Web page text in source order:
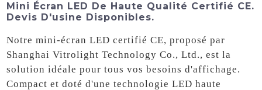
Mini Écran LED De Haute Qualité Certifié CE.
Devis D'usine Disponibles.
Notre mini-écran LED certifié CE, proposé par
Shanghai Vitrolight Technology Co., Ltd., est la
solution idéale pour tous vos besoins d'affichage.
Compact et doté d'une technologie LED haute